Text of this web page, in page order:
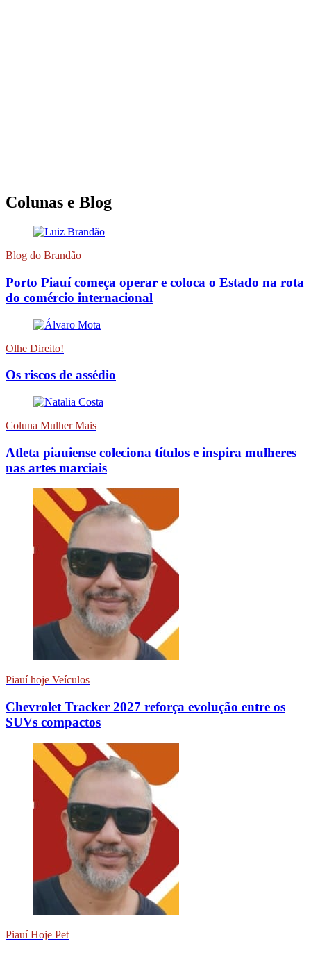
Colunas e Blog
Blog do Brandão
Porto Piauí começa operar e coloca o Estado na rota
do comércio internacional
Olhe Direito!
Os riscos de assédio
Coluna Mulher Mais
Atleta piauiense coleciona títulos e inspira mulheres
nas artes marciais
Piauí hoje Veículos
Chevrolet Tracker 2027 reforça evolução entre os
SUVs compactos
Piauí Hoje Pet